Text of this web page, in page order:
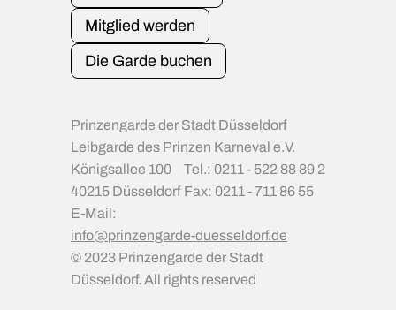
Mitglied werden
Die Garde buchen
Prinzengarde der Stadt Düsseldorf
Leibgarde des Prinzen Karneval e.V.
Königsallee 100
40215 Düsseldorf
Tel.: 0211 - 522 88 89 2
Fax: 0211 - 711 86 55
E-Mail:
info@prinzengarde-duesseldorf.de
© 2023 Prinzengarde der Stadt
Düsseldorf. All rights reserved